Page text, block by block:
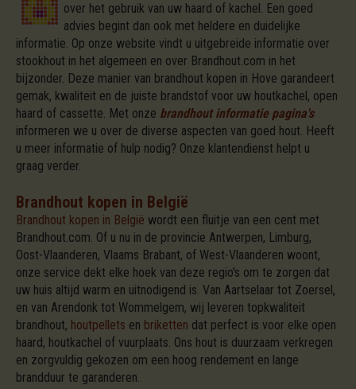
over het gebruik van uw haard of kachel. Een goed
advies begint dan ook met heldere en duidelijke
informatie. Op onze website vindt u uitgebreide informatie over
stookhout in het algemeen en over Brandhout.com in het
bijzonder. Deze manier van brandhout kopen in Hove garandeert
gemak, kwaliteit en de juiste brandstof voor uw houtkachel, open
haard of cassette. Met onze brandhout informatie pagina's
informeren we u over de diverse aspecten van goed hout. Heeft
u meer informatie of hulp nodig? Onze klantendienst helpt u
graag verder.
Brandhout kopen in België
Brandhout kopen in België wordt een fluitje van een cent met
Brandhout.com. Of u nu in de provincie Antwerpen, Limburg,
Oost-Vlaanderen, Vlaams Brabant, of West-Vlaanderen woont,
onze service dekt elke hoek van deze regio's om te zorgen dat
uw huis altijd warm en uitnodigend is. Van Aartselaar tot Zoersel,
en van Arendonk tot Wommelgem, wij leveren topkwaliteit
brandhout, houtpellets en briketten dat perfect is voor elke open
haard, houtkachel of vuurplaats. Ons hout is duurzaam verkregen
en zorgvuldig gekozen om een hoog rendement en lange
brandduur te garanderen.